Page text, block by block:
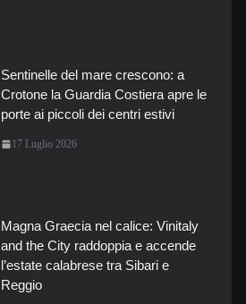
Sentinelle del mare crescono: a
Crotone la Guardia Costiera apre le
porte ai piccoli dei centri estivi
17 Luglio 2026
Magna Graecia nel calice: Vinitaly
and the City raddoppia e accende
l’estate calabrese tra Sibari e
Reggio